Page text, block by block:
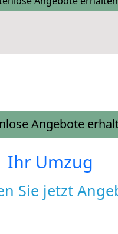
Angebote
Ihr Umzug
Sie jetzt